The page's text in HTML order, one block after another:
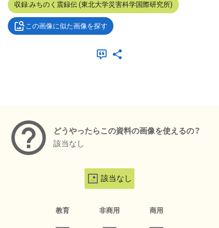
収録:みちのく震録伝 (東北大学災害科学国際研究所)
この画像に似た画像を探す
どうやったらこの資料の画像を使えるの？
該当なし
該当なし
教育 非商用 商用